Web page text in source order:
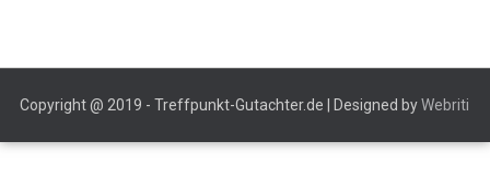
Copyright @ 2019 - Treffpunkt-Gutachter.de | Designed byWebriti